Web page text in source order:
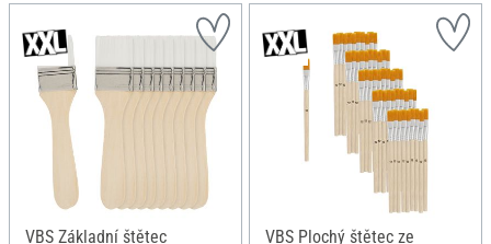
VBS Základní štětec
VBS Plochý štětec ze